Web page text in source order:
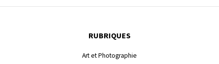
RUBRIQUES
Art et Photographie